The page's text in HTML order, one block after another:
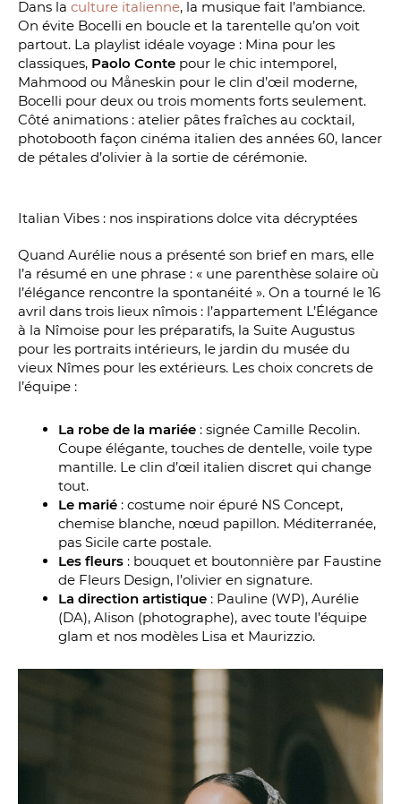
Dans la culture italienne, la musique fait l’ambiance.
On évite Bocelli en boucle et la tarentelle qu’on voit
partout. La playlist idéale voyage : Mina pour les
classiques, Paolo Conte pour le chic intemporel,
Mahmood ou Måneskin pour le clin d’œil moderne,
Bocelli pour deux ou trois moments forts seulement.
Côté animations : atelier pâtes fraîches au cocktail,
photobooth façon cinéma italien des années 60, lancer
de pétales d’olivier à la sortie de cérémonie.
Italian Vibes : nos inspirations dolce vita décryptées
Quand Aurélie nous a présenté son brief en mars, elle
l’a résumé en une phrase : « une parenthèse solaire où
l’élégance rencontre la spontanéité ». On a tourné le 16
avril dans trois lieux nîmois : l’appartement L’Élégance
à la Nîmoise pour les préparatifs, la Suite Augustus
pour les portraits intérieurs, le jardin du musée du
vieux Nîmes pour les extérieurs. Les choix concrets de
l’équipe :
La robe de la mariée : signée Camille Recolin.
Coupe élégante, touches de dentelle, voile type
mantille. Le clin d’œil italien discret qui change
tout.
Le marié : costume noir épuré NS Concept,
chemise blanche, nœud papillon. Méditerranée,
pas Sicile carte postale.
Les fleurs : bouquet et boutonnière par Faustine
de Fleurs Design, l’olivier en signature.
La direction artistique : Pauline (WP), Aurélie
(DA), Alison (photographe), avec toute l’équipe
glam et nos modèles Lisa et Maurizzio.